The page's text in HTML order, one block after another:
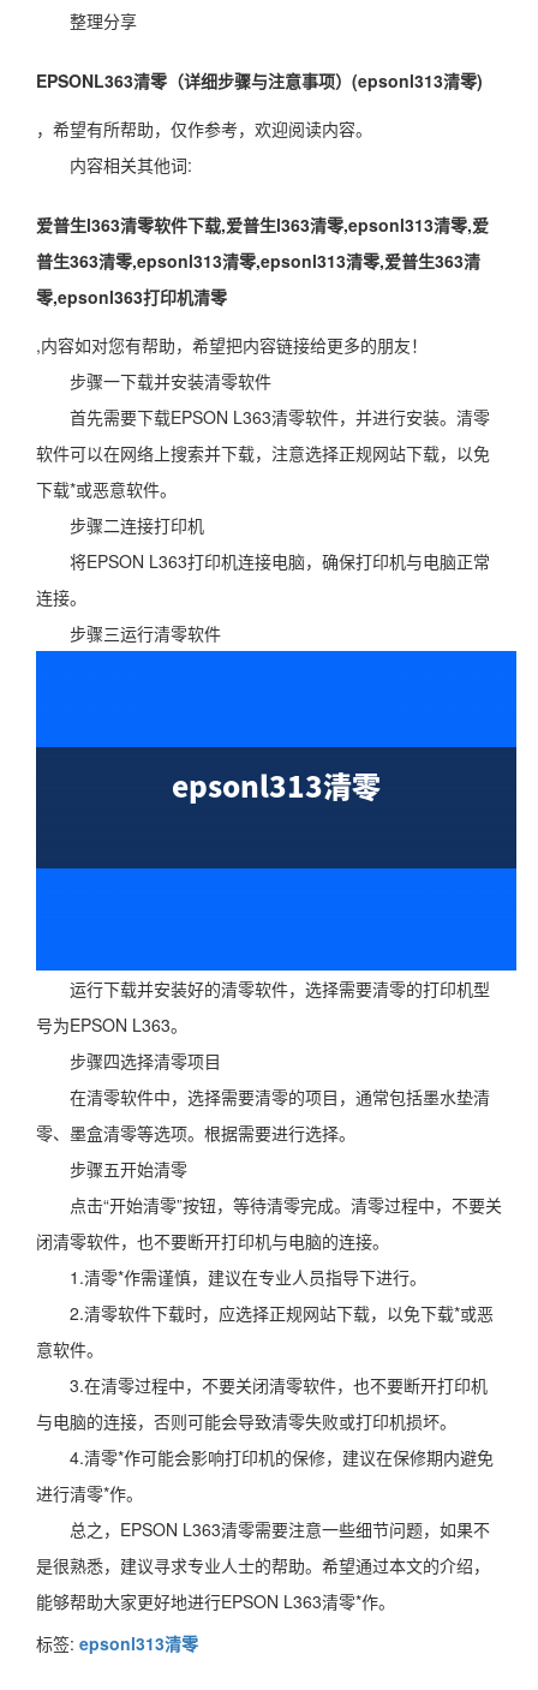
整理分享
EPSONL363清零（详细步骤与注意事项）(epsonl313清零)
，希望有所帮助，仅作参考，欢迎阅读内容。
内容相关其他词:
爱普生l363清零软件下载,爱普生l363清零,epsonl313清零,爱
普生363清零,epsonl313清零,epsonl313清零,爱普生363清
零,epsonl363打印机清零
,内容如对您有帮助，希望把内容链接给更多的朋友！
步骤一下载并安装清零软件
首先需要下载EPSON L363清零软件，并进行安装。清零
软件可以在网络上搜索并下载，注意选择正规网站下载，以免
下载*或恶意软件。
步骤二连接打印机
将EPSON L363打印机连接电脑，确保打印机与电脑正常
连接。
步骤三运行清零软件
运行下载并安装好的清零软件，选择需要清零的打印机型
号为EPSON L363。
步骤四选择清零项目
在清零软件中，选择需要清零的项目，通常包括墨水垫清
零、墨盒清零等选项。根据需要进行选择。
步骤五开始清零
点击“开始清零”按钮，等待清零完成。清零过程中，不要关
闭清零软件，也不要断开打印机与电脑的连接。
1.清零*作需谨慎，建议在专业人员指导下进行。
2.清零软件下载时，应选择正规网站下载，以免下载*或恶
意软件。
3.在清零过程中，不要关闭清零软件，也不要断开打印机
与电脑的连接，否则可能会导致清零失败或打印机损坏。
4.清零*作可能会影响打印机的保修，建议在保修期内避免
进行清零*作。
总之，EPSON L363清零需要注意一些细节问题，如果不
是很熟悉，建议寻求专业人士的帮助。希望通过本文的介绍，
能够帮助大家更好地进行EPSON L363清零*作。
标签: epsonl313清零